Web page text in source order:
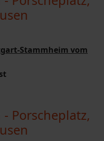
Stammheim vom
Porscheplatz,